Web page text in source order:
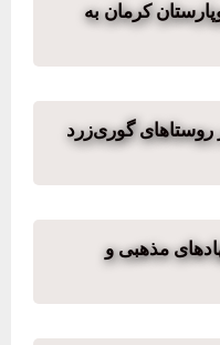
کرمان به
روستاهای گوری‌زرد
مذهبی و